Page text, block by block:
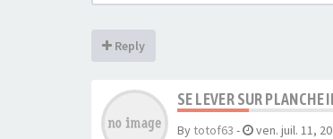
Reply
SE LEVER SUR
By totof63 - ven. juil. 11,